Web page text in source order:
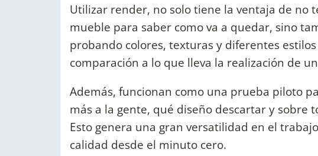
Utilizar render, no solo tiene la ventaja de no
mueble para saber como va a quedar, sino
probando colores, texturas y diferentes
comparación a lo que lleva la realización de
Además, funcionan como una prueba piloto
más a la gente, qué diseño descartar y sobre
Esto genera una gran versatilidad en el
calidad desde el minuto cero.